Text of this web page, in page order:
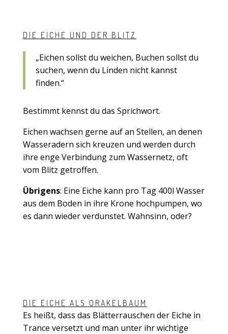
DIE EICHE UND DER BLITZ
„Eichen sollst du weichen, Buchen sollst du
suchen, wenn du Linden nicht kannst
finden.“
Bestimmt kennst du das Sprichwort.
Eichen wachsen gerne auf an Stellen, an denen
Wasseradern sich kreuzen und werden durch
ihre enge Verbindung zum Wassernetz, oft
vom Blitz getroffen.
Übrigens: Eine Eiche kann pro Tag 400l Wasser
aus dem Boden in ihre Krone hochpumpen, wo
es dann wieder verdunstet. Wahnsinn, oder?
DIE EICHE ALS ORAKELBAUM
Es heißt, dass das Blätterrauschen der Eiche in
Trance versetzt und man unter ihr wichtige